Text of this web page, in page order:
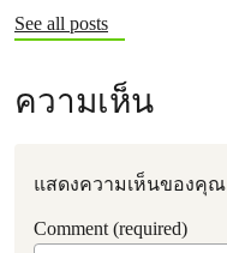
See all posts
ความเห็น
แสดงความเห็นของคุณ
Comment (required)